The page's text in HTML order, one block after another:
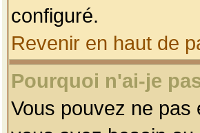
configuré.
Revenir en haut de
Pourquoi n'ai-je
Vous pouvez ne